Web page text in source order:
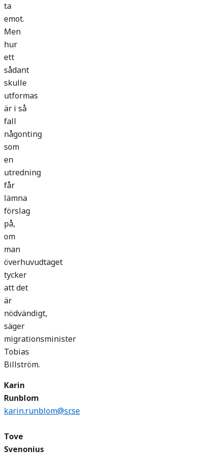
ta
emot.
Men
hur
ett
sådant
skulle
utformas
är i så
fall
någonting
som
en
utredning
får
lämna
förslag
på,
om
man
överhuvudtaget
tycker
att det
är
nödvändigt,
säger
migrationsminister
Tobias
Billström.
Karin
Runblom
karin.runblom@sr.se
Tove
Svenonius